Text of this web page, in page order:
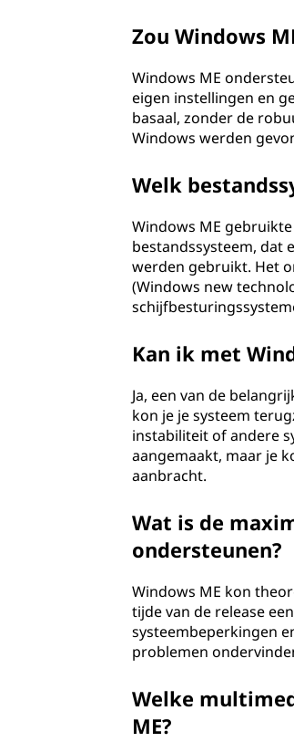
Zou Windows
Windows ME
eigen instellingen en
basaal, zonder de
Windows werden
Welk
Windows ME
bestandssysteem, dat
werden gebruikt. Het
(Windows new
Kan ik met
Ja, een van de
kon je je systeem
instabiliteit of andere
aangemaakt, maar je
aanbracht.
Wat is de
ondersteunen?
Windows ME kon
tijde van de release
systeembeperkingen
problemen
Welke
ME?